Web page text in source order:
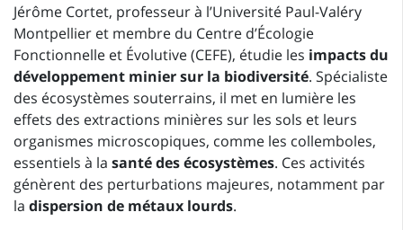
Jérôme Cortet, professeur à l’Université Paul-Valéry
Montpellier et membre du Centre d’Écologie
Fonctionnelle et Évolutive (CEFE), étudie les impacts du
développement minier sur la biodiversité. Spécialiste
des écosystèmes souterrains, il met en lumière les
effets des extractions minières sur les sols et leurs
organismes microscopiques, comme les collemboles,
essentiels à la santé des écosystèmes. Ces activités
génèrent des perturbations majeures, notamment par
la dispersion de métaux lourds.